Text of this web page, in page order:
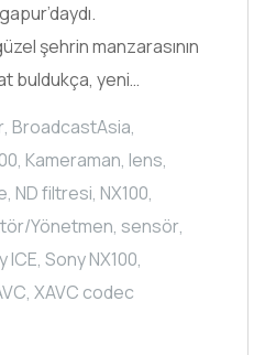
şehrin manzarasının
buldukça, yeni…
, BroadcastAsia,
, Kameraman, lens,
, ND filtresi, NX100,
Yönetmen, sensör,
ICE, Sony NX100,
, XAVC codec